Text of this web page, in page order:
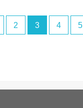
2 3 4 5